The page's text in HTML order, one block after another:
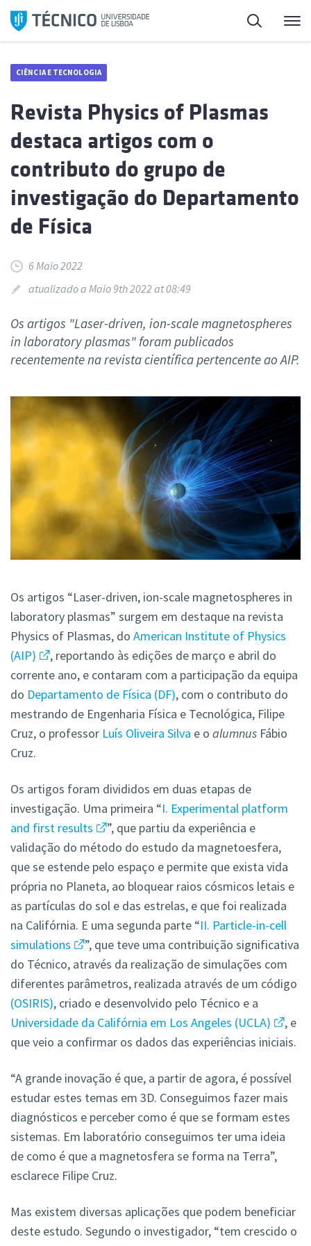
Saltar
para
Pesquisa
CIÊNCIA E TECNOLOGIA
Revista Physics of Plasmas
destaca artigos com o
contributo do grupo de
investigação do Departamento
de Física
6 Maio 2022
atualizado a Maio 9th 2022 at 08:49
Os artigos "Laser-driven, ion-scale magnetospheres
in laboratory plasmas" foram publicados
recentemente na revista científica pertencente ao AIP.
Os artigos “Laser-driven, ion-scale magnetospheres in
laboratory plasmas” surgem em destaque na revista
Physics of Plasmas, do American Institute of Physics
(AIP)
, reportando às edições de março e abril do
corrente ano, e contaram com a participação da equipa
do Departamento de Física (DF), com o contributo do
mestrando de Engenharia Física e Tecnológica, Filipe
Cruz, o professor Luís Oliveira Silva e o alumnus Fábio
Cruz.
Os artigos foram divididos em duas etapas de
investigação. Uma primeira “I. Experimental platform
and first results
”, que partiu da experiência e
validação do método do estudo da magnetoesfera,
que se estende pelo espaço e permite que exista vida
própria no Planeta, ao bloquear raios cósmicos letais e
as partículas do sol e das estrelas, e que foi realizada
na Califórnia. E uma segunda parte “II. Particle-in-cell
simulations
”, que teve uma contribuição significativa
do Técnico, através da realização de simulações com
diferentes parâmetros, realizada através de um código
(OSIRIS), criado e desenvolvido pelo Técnico e a
Universidade da Califórnia em Los Angeles (UCLA)
, e
que veio a confirmar os dados das experiências iniciais.
“A grande inovação é que, a partir de agora, é possível
estudar estes temas em 3D. Conseguimos fazer mais
diagnósticos e perceber como é que se formam estes
sistemas. Em laboratório conseguimos ter uma ideia
de como é que a magnetosfera se forma na Terra”,
esclarece Filipe Cruz.
Mas existem diversas aplicações que podem beneficiar
deste estudo. Segundo o investigador, “tem crescido o